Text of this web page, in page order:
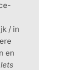
/ in
en
Iets